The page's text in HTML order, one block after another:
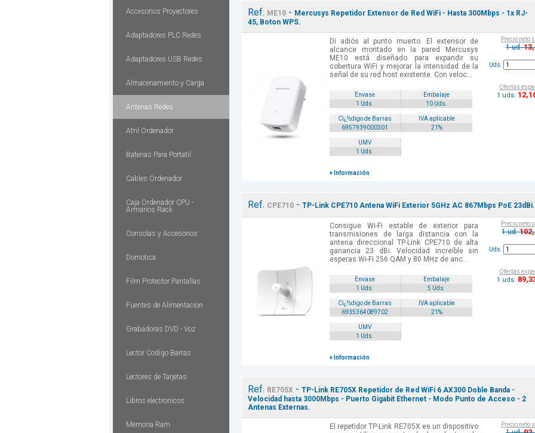
Accesorios Proyectores
Adaptadores PLC Redes
Adaptadores USB Redes
Almacenamiento y Carga
Antenas Redes
Atril Ordenador
Baterias Para Portatil
Cables Ordenador
Caja Ordenador CPU -
Armarios Rack
Consolas y Accesorios
Domotica
Film Protector Pantallas
Fuentes de Alimentacion
Grabadoras DVD - Voz
Lector Codigo Barras
Lectores de Tarjetas
Libros electronicos
Memoria Ram
Ref. ME10 - Mercusys Repetidor Extensor de Red WiFi - Hasta 300Mbps - 1x RJ-
45, Boton WPS.
Di adiós al punto muerto. El extensor de
alcance montado en la pared Mercusys
ME10 está diseñado para expandir su
cobertura WiFi y mejorar la intensidad de la
señal de su red host existente. Con veloc...
Envase
Embalaje
1 Uds.
10 Uds.
Cï¿½digo de Barras
IVA aplicable
6957939000301
21%
UMV
1 Uds.
+ Información
Precio neto
1 ud.13
Uds.
Ofertas
1 uds. 12
Ref. CPE710 - TP-Link CPE710 Antena WiFi Exterior 5GHz AC 867Mbps PoE 23dBi.
Consigue Wi-Fi estable de exterior para
transmisiones de larga distancia con la
antena direccional TP-Link CPE710 de alta
ganancia 23 dBi. Velocidad increíble sin
esperas Wi-Fi 256 QAM y 80 MHz de anc...
Envase
Embalaje
1 Uds.
5 Uds.
Cï¿½digo de Barras
IVA aplicable
6935364089702
21%
UMV
1 Uds.
+ Información
Precio neto
1 ud.102
Uds.
Ofertas
1 uds. 89
Ref. RE705X - TP-Link RE705X Repetidor de Red WiFi 6 AX300 Doble Banda -
Velocidad hasta 3000Mbps - Puerto Gigabit Ethernet - Modo Punto de Acceso - 2
Antenas Externas.
El repetidor TP-Link RE705X es un dispositivo
Precio neto